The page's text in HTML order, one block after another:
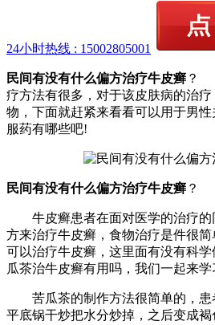
24小时热线 : 15002805001
民间有没有什么偏方治疗牛皮癣 ？
疗方法有很多，对于该皮肤病的治
物，下面就赶紧来看看可以用于男
服药有哪些吧!
民间有没有什么偏方治疗牛皮癣 ？
牛皮癣患者在面对医学的治疗的
方来治疗牛皮癣，食物治疗是件很
可以治疗牛皮癣，这里面有没有科
瓜茶治牛皮癣有用吗，我们一起来学
苦瓜茶的制作方法很简单的，患
平底锅干炒把水分炒掉，之后变成